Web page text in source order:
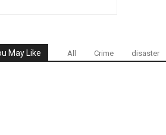
May Like All Crime disaster